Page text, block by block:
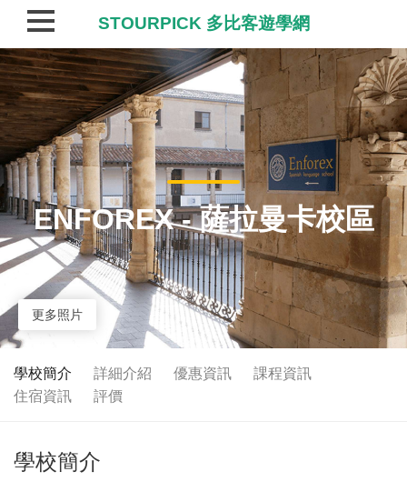
ENFOREX - 薩拉曼卡校區
更多照片
學校簡介 詳細介紹 優惠資訊
課程資訊
住宿資訊
評價
學校簡介
STOURPICK 多比客遊學網